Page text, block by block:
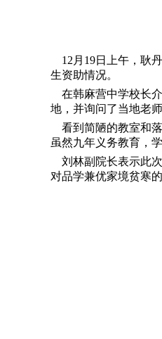
12月19日上午，耿
生资助情况。
在韩麻营中学校长
地，并询问了当地老
看到简陋的教室和
虽然九年义务教育，
刘林副院长表示此
对品学兼优家境贫寒